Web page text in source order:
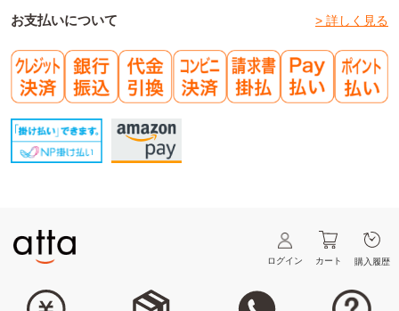
お支払いについて > 詳しく見る
ログイン カート 購入履歴